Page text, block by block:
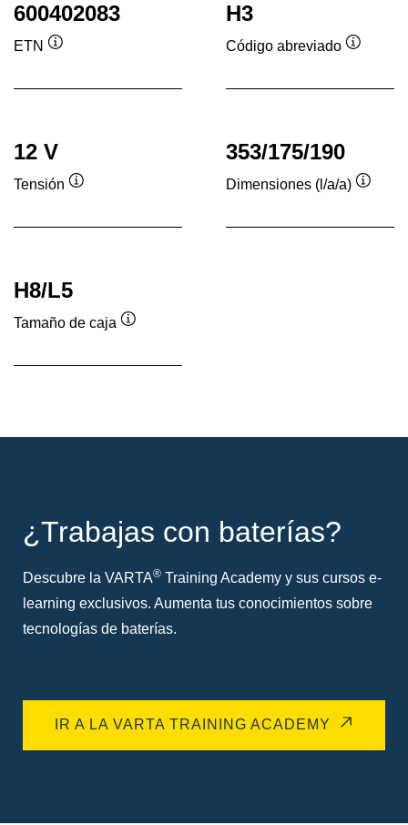
600402083
ETN
herramientas
H3
Código abreviado
12 V
Tensión
herramientas
353/175/190
Dimensiones (l/a/a)
H8/L5
Tamaño de caja
herramientas
¿Trabajas con baterías?
Descubre la VARTA® Training Academy y sus cursos e-
learning exclusivos. Aumenta tus conocimientos sobre
tecnologías de baterías.
IR A LA VARTA TRAINING ACADEMY